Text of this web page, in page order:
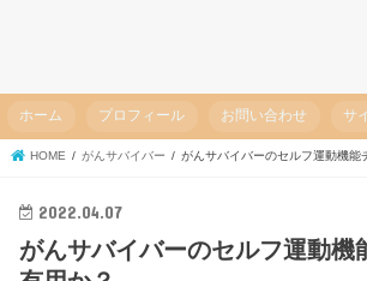
ホーム プロフィール お問い合わせ サ
HOME がんサバイバー がんサバイバーのセルフ運動機能
2022.04.07
がんサバイバーのセルフ運動機